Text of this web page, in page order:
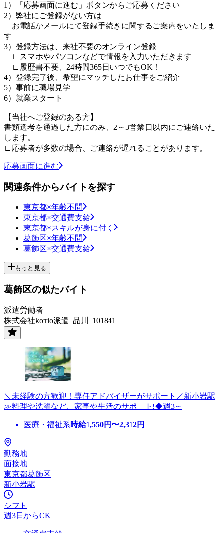
1）「応募画面に進む」ボタンからご応募ください
2）弊社にご登録がない方は
お電話かメールにて登録手続きに関するご案内をいたしま
す
3）登録方法は、来社不要のオンライン登録
∟スマホやパソコンなどで情報を入力いただきます
∟履歴書不要、24時間365日いつでもOK！
4）登録完了後、希望にマッチしたお仕事をご紹介
5）事前に職場見学
6）就業スタート
【当社へご登録のある方】
書類選考を通過した方にのみ、2～3営業日以内にご連絡いた
します。
∟応募者が多数の場合、ご連絡が遅れることがあります。
応募画面に進む
関連条件からバイトを探す
東京都×年齢不問
東京都×交通費支給
東京都×スキルが身に付く
葛飾区×年齢不問
葛飾区×交通費支給
もっと見る
葛飾区の似たバイト
派遣労働者
株式会社kotrio派遣_品川_101841
＼未経験の方歓迎！専任アドバイザーがサポート／新小岩駅
≫料理や洗濯など、家事や生活のサポート!◆週3～
医療・福祉系時給1,550円〜2,312円
勤務地
面接地
東京都葛飾区
新小岩駅
シフト
週3日からOK